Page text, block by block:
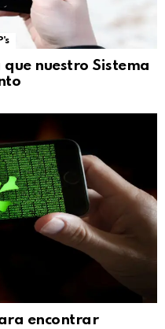
nuestro Sistema
encontrar